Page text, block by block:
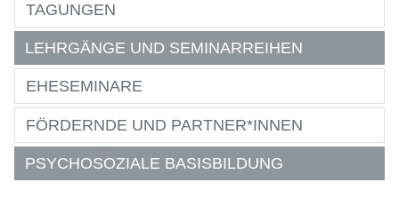
TAGUNGEN
LEHRGÄNGE UND SEMINARREIHEN
EHESEMINARE
FÖRDERNDE UND PARTNER*INNEN
PSYCHOSOZIALE BASISBILDUNG